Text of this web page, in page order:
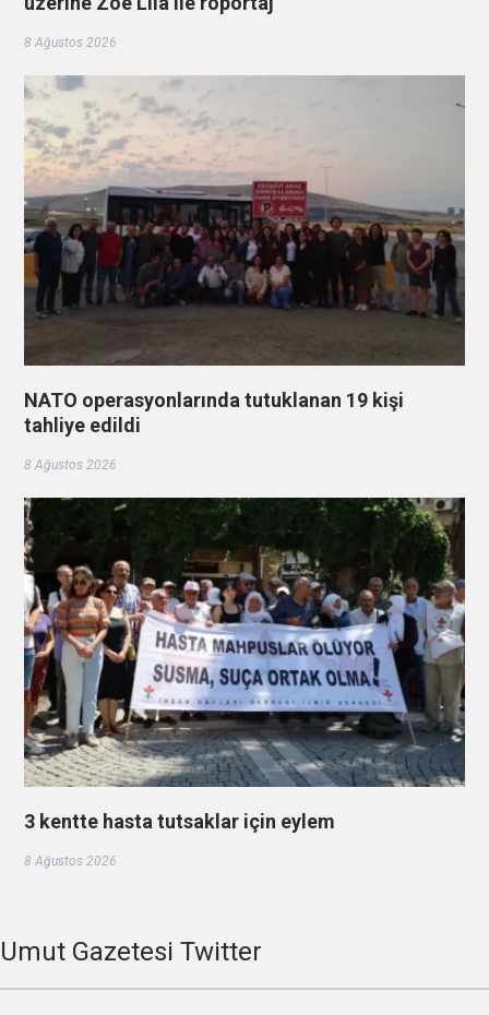
8 Ağustos 2026
NATO operasyonlarında tutuklanan 19 kişi
tahliye edildi
8 Ağustos 2026
3 kentte hasta tutsaklar için eylem
8 Ağustos 2026
Umut Gazetesi Twitter